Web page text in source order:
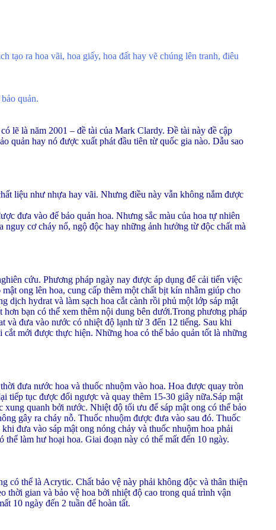
tạo ra hoa vãi, hoa giấy, hoa đất hay vẽ chúng lên tranh, điêu
quản.
lẽ là năm 2001 – đề tài của Mark Clardy. Đề tài này đề cập
quản hay nó được xuất phát đầu tiên từ quốc gia nào. Dẫu sao
liệu như nhựa hay vãi. Nhưng điều này vẫn không nắm được
đưa vào để bảo quản hoa. Nhưng sắc màu của hoa tự nhiên
nguy cơ cháy nổ, ngộ độc hay những ảnh hưởng từ độc chất mà
cứu. Phương pháp ngày nay được áp dụng để cải tiến việc
ong lên hoa, cung cấp thêm một chất bịt kín nhằm giúp cho
dịch hydrat và làm sạch hoa cắt cành rồi phủ một lớp sáp mật
bạn có thể xem thêm nội dung bên dưới.Trong phương pháp
và đưa vào nước có nhiệt độ lạnh từ 3 đến 12 tiếng. Sau khi
mới được thực hiện. Những hoa có thể bảo quản tốt là những
đưa nước hoa và thuốc nhuộm vào hoa. Hoa được quay tròn
tiếp tục được đổi ngược và quay thêm 15-30 giây nữa.Sáp mật
quanh bởi nước. Nhiệt độ tối ưu để sáp mật ong có thể bảo
gây ra cháy nỗ. Thuốc nhuộm được đưa vào sau đó. Thuốc
đưa vào sáp mật ong nóng chảy và thuốc nhuộm hoa phải
làm hư hoại hoa. Giai đoạn này có thể mất đến 10 ngày.
có thể là Acrytic. Chất bảo vệ này phải không độc và thân thiện
thời gian và bảo vệ hoa bởi nhiệt độ cao trong quá trình vận
10 ngày đến 2 tuần để hoàn tất.